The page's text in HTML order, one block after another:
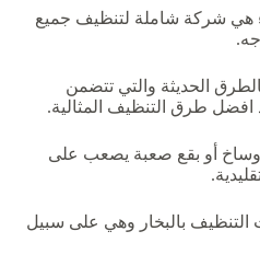
هي شركة شاملة لتنظيف جميع
الحديثة والتي تتضمن
افضل طرق التنظيف المثالية.
أو بقع صعبة يصعب على
التنظيف بالبخار وهي على سبيل